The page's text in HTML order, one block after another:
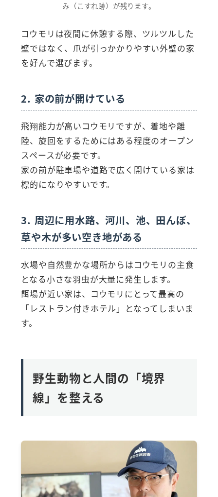
み（こすれ跡）が残ります。
コウモリは夜間に休憩する際、ツルツルした
壁ではなく、爪が引っかかりやすい外壁の家
を好んで選びます。
2. 家の前が開けている
飛翔能力が高いコウモリですが、着地や離
陸、旋回をするためにはある程度のオープン
スペースが必要です。
家の前が駐車場や道路で広く開けている家は
標的になりやすいです。
3. 周辺に用水路、河川、池、田んぼ、
草や木が多い空き地がある
水場や自然豊かな場所からはコウモリの主食
となる小さな羽虫が大量に発生します。
餌場が近い家は、コウモリにとって最高の
「レストラン付きホテル」となってしまいま
す。
野生動物と人間の「境界
線」を整える